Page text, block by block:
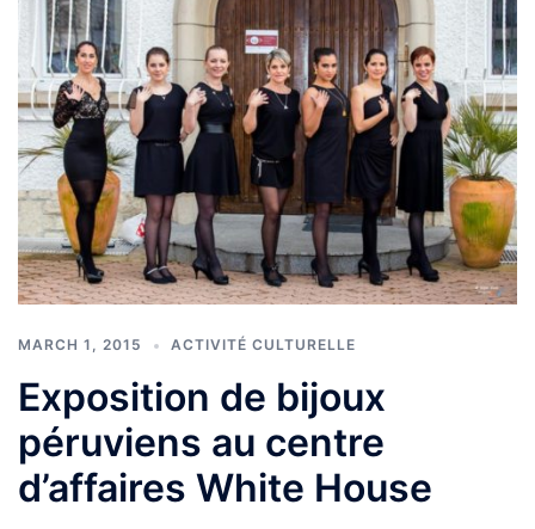
MARCH 1, 2015 ACTIVITÉ CULTURELLE
Exposition de bijoux
péruviens au centre
d’affaires White House